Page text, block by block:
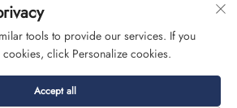
Saipulang Trading Co., Ltd. Tous
Politique de confidentialité
tools to provide our services. If you
click Personalize cookies.
Accept all